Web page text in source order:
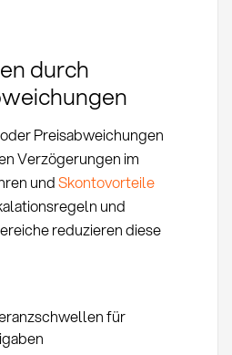
durch
Preisabweichungen
Verzögerungen im
undSkontovorteile
und
reduzieren diese
für